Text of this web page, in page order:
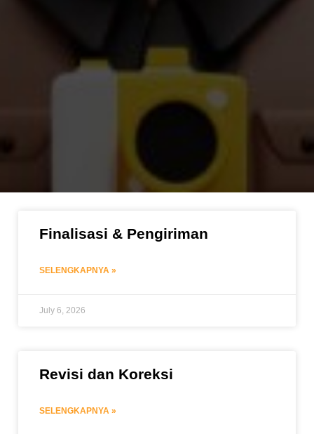
Finalisasi & Pengiriman
SELENGKAPNYA »
July 6, 2026
Revisi dan Koreksi
SELENGKAPNYA »